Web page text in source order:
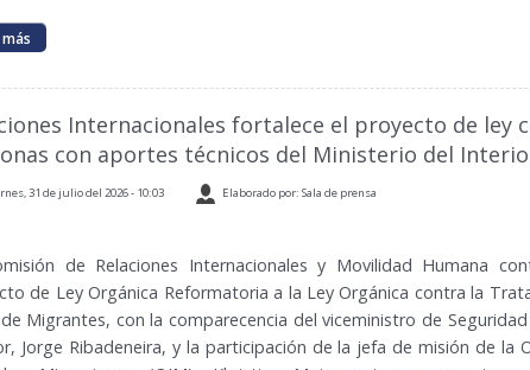
Internacionales fortalece el proyecto de ley
con aportes técnicos del Ministerio del
31 de julio del 2026 - 10:03 Elaborado por: Sala de prensa
de Relaciones Internacionales y Movilidad Humana
de Ley Orgánica Reformatoria a la Ley Orgánica contra la
Migrantes, con la comparecencia del viceministro de
Jorge Ribadeneira, y la participación de la jefa de misión de la